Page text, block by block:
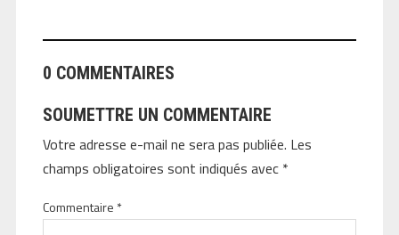
0 COMMENTAIRES
SOUMETTRE UN COMMENTAIRE
Votre adresse e-mail ne sera pas publiée. Les
champs obligatoires sont indiqués avec *
Commentaire *